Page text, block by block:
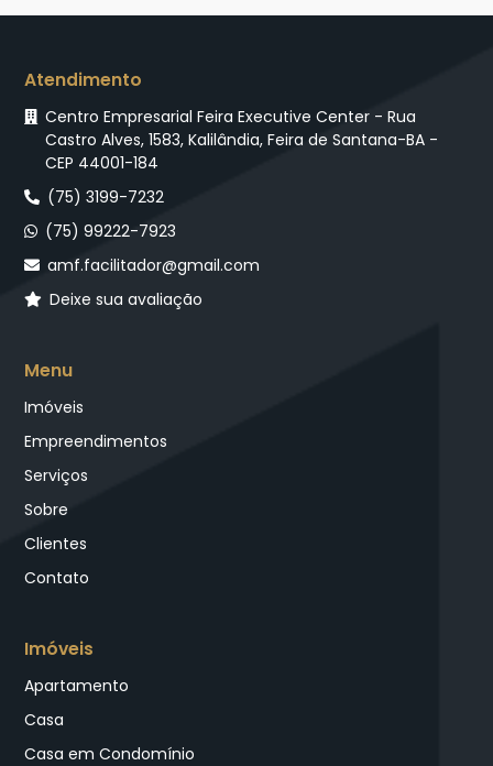
Atendimento
Centro Empresarial Feira Executive Center - Rua
Castro Alves, 1583, Kalilândia, Feira de Santana-BA -
CEP 44001-184
(75) 3199-7232
(75) 99222-7923
amf.facilitador@gmail.com
Deixe sua avaliação
Menu
Imóveis
Empreendimentos
Serviços
Sobre
Clientes
Contato
Imóveis
Apartamento
Casa
Casa em Condomínio